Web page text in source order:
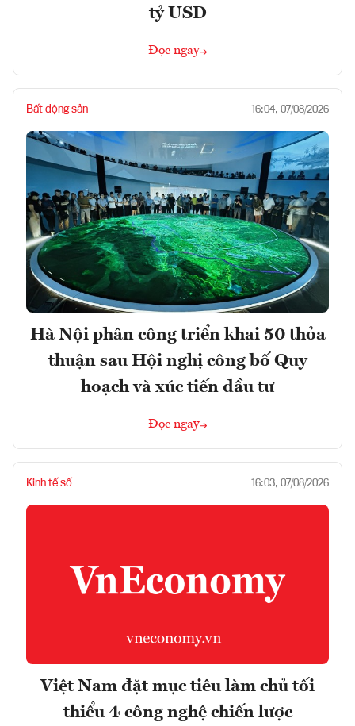
tỷ USD
Đọc ngay
Bất động sản 16:04, 07/08/2026
Hà Nội phân công triển khai 50 thỏa
thuận sau Hội nghị công bố Quy
hoạch và xúc tiến đầu tư
Đọc ngay
Kinh tế số 16:03, 07/08/2026
Việt Nam đặt mục tiêu làm chủ tối
thiểu 4 công nghệ chiến lược